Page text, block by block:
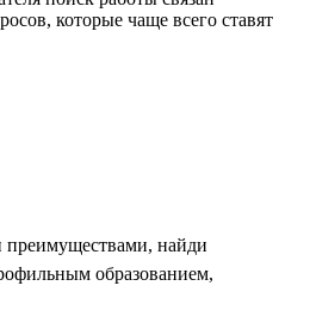
которые чаще всего ставят
преимуществами, найди
образованием,